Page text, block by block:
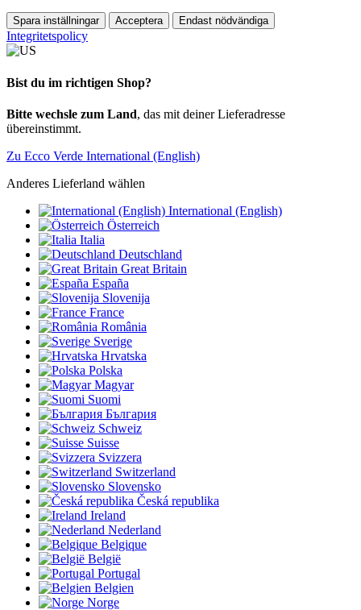
Spara inställningar Acceptera Endast nödvändiga
Integritetspolicy
Bist du im richtigen Shop?
Bitte wechsle zum Land, das mit deiner Lieferadresse
übereinstimmt.
Zu Ecco Verde International (English)
Anderes Lieferland wählen
International (English)
Österreich
Italia
Deutschland
Great Britain
España
Slovenija
France
România
Sverige
Hrvatska
Polska
Magyar
Suomi
България
Schweiz
Suisse
Svizzera
Switzerland
Slovensko
Česká republika
Ireland
Nederland
Belgique
België
Portugal
Belgien
Norge